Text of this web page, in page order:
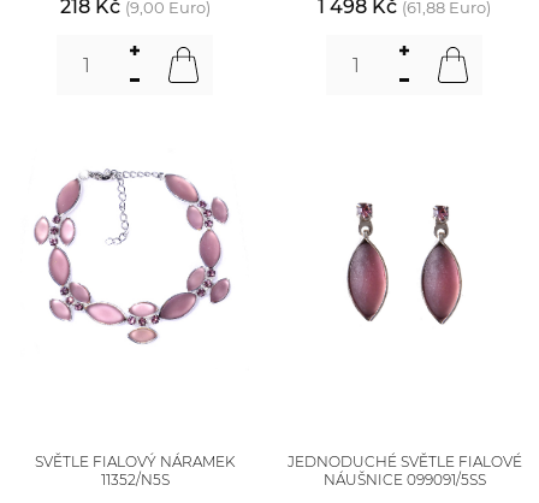
218 Kč (9,00 Euro) 1 498 Kč (61,88 Euro)
SVĚTLE FIALOVÝ NÁRAMEK
11352/N5S
JEDNODUCHÉ SVĚTLE FIALOVÉ
NÁUŠNICE 099091/5SS